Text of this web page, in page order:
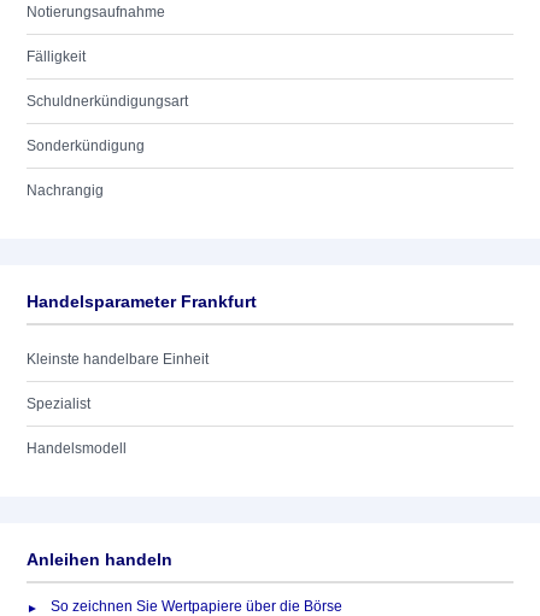
Notierungsaufnahme
Fälligkeit
Schuldnerkündigungsart
Sonderkündigung
Nachrangig
Handelsparameter Frankfurt
Kleinste handelbare Einheit
Spezialist
Handelsmodell
Anleihen handeln
So zeichnen Sie Wertpapiere über die Börse